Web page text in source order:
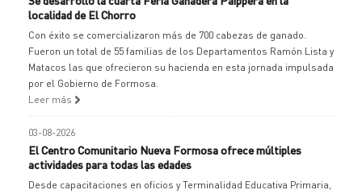
localidad de El Chorro
Con éxito se comercializaron más de 700 cabezas de ganado.
Fueron un total de 55 familias de los Departamentos Ramón Lista y
Matacos las que ofrecieron su hacienda en esta jornada impulsada
por el Gobierno de Formosa.
Leer más
03-08-2026
El Centro Comunitario Nueva Formosa ofrece múltiples
actividades para todas las edades
Desde capacitaciones en oficios y Terminalidad Educativa Primaria,